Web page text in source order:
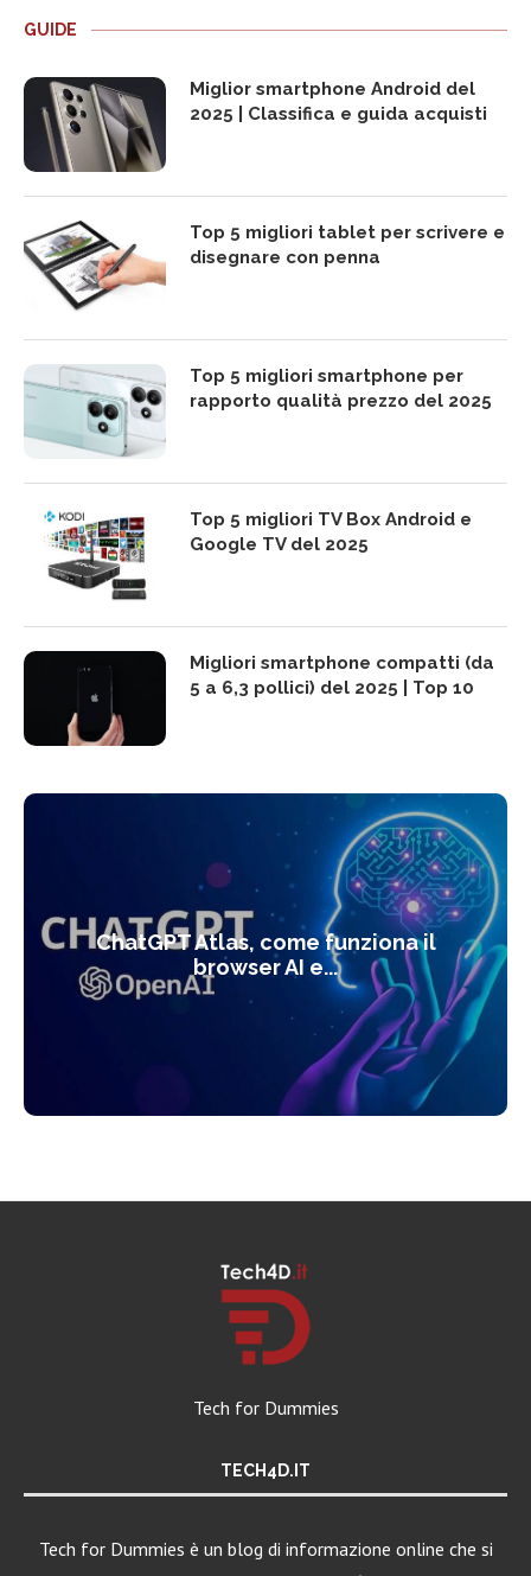
GUIDE
Miglior smartphone Android del
2025 | Classifica e guida acquisti
Top 5 migliori tablet per scrivere e
disegnare con penna
Top 5 migliori smartphone per
rapporto qualità prezzo del 2025
Top 5 migliori TV Box Android e
Google TV del 2025
Migliori smartphone compatti (da
5 a 6,3 pollici) del 2025 | Top 10
ChatGPT Atlas, come funziona il
browser AI e...
Tech for Dummies
TECH4D.IT
Tech for Dummies è un blog di informazione online che si